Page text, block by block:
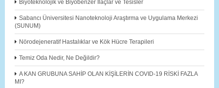
Biyoteknolojik ve Biyobenzer İlaçlar ve Tesisler
Sabancı Üniversitesi Nanoteknoloji Araştırma ve Uygulama Merkezi
(SUNUM)
Nörodejeneratif Hastalıklar ve Kök Hücre Terapileri
Temiz Oda Nedir, Ne Değildir?
A KAN GRUBUNA SAHİP OLAN KİŞİLERİN COVID-19 RİSKİ FAZLA
MI?